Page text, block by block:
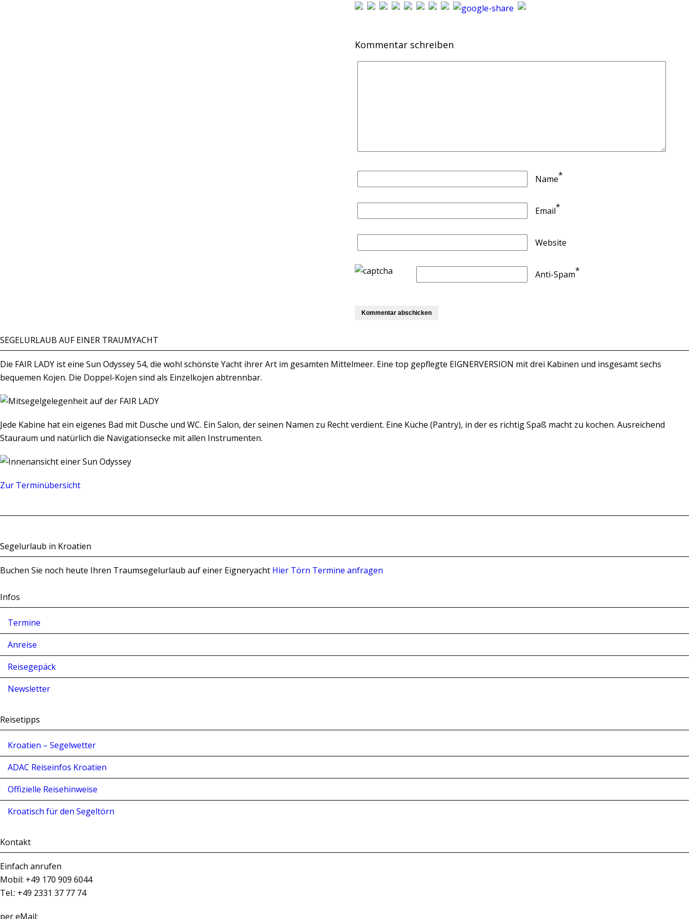
Kommentar schreiben
Name*
Email*
Website
Anti-Spam*
SEGELURLAUB AUF EINER TRAUMYACHT
Die FAIR LADY ist eine Sun Odyssey 54, die wohl schönste Yacht ihrer Art im gesamten Mittelmeer. Eine top gepflegte EIGNERVERSION mit drei Kabinen und insgesamt sechs
bequemen Kojen. Die Doppel-Kojen sind als Einzelkojen abtrennbar.
Jede Kabine hat ein eigenes Bad mit Dusche und WC. Ein Salon, der seinen Namen zu Recht verdient. Eine Küche (Pantry), in der es richtig Spaß macht zu kochen. Ausreichend
Stauraum und natürlich die Navigationsecke mit allen Instrumenten.
Zur Terminübersicht
Segelurlaub in Kroatien
Buchen Sie noch heute Ihren Traumsegelurlaub auf einer Eigneryacht Hier Törn Termine anfragen
Infos
Termine
Anreise
Reisegepäck
Newsletter
Reisetipps
Kroatien – Segelwetter
ADAC Reiseinfos Kroatien
Offizielle Reisehinweise
Kroatisch für den Segeltörn
Kontakt
Einfach anrufen
Mobil: +49 170 909 6044
Tel.: +49 2331 37 77 74
per eMail: